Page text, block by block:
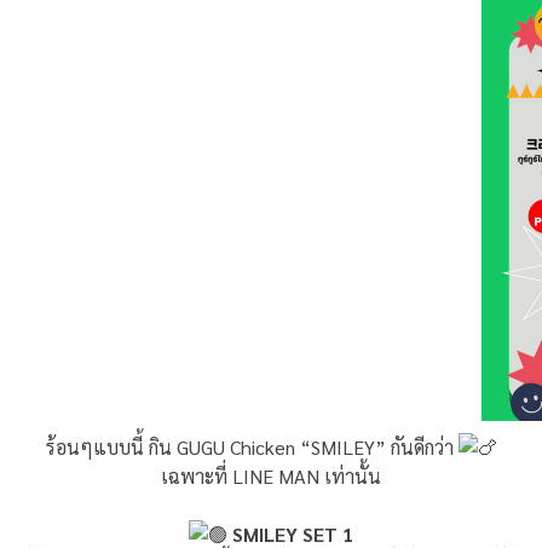
ร้อนๆแบบนี้ กิน GUGU Chicken “SMILEY” กันดีกว่า
เฉพาะที่ LINE MAN เท่านั้น
SMILEY SET 1